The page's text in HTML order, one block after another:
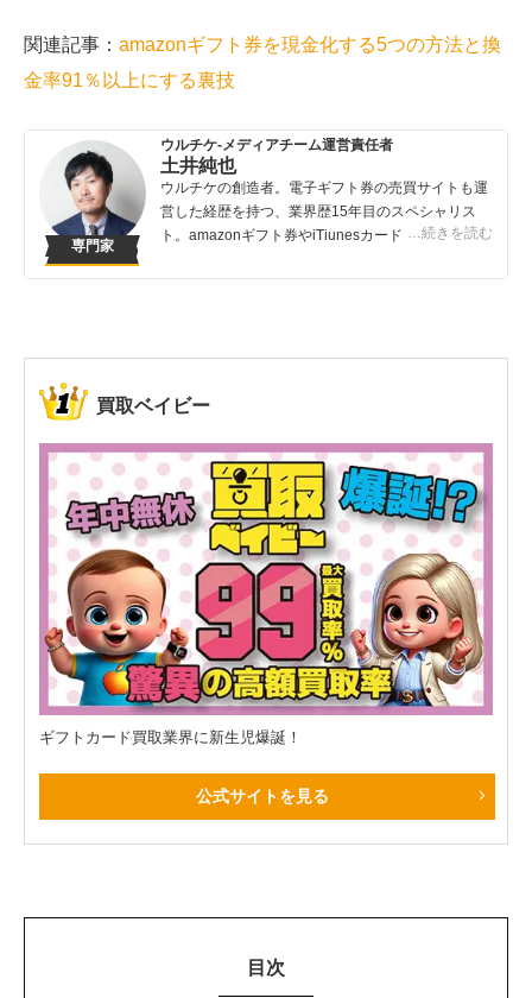
関連記事： amazonギフト券を現金化する5つの方法と換
金率91％以上にする裏技
専門家
ウルチケ-メディアチーム運営責任者
土井純也
…続きを読む
ウルチケの創造者。電子ギフト券の売買サイトも運
営した経歴を持つ、業界歴15年目のスペシャリス
ト。amazonギフト券やiTiunesカードの売買は知っ
まうこんなバカバカしいことは避けてほしい！
買取ベイビー
ギフトカード買取業界に新生児爆誕！
公式サイトを見る
目次